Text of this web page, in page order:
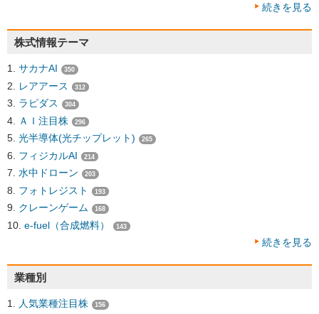
続きを見る
株式情報テーマ
サカナAI 350
レアアース 312
ラピダス 304
ＡＩ注目株 296
光半導体(光チップレット) 265
フィジカルAI 214
水中ドローン 203
フォトレジスト 193
クレーンゲーム 168
e-fuel（合成燃料） 143
続きを見る
業種別
人気業種注目株 156